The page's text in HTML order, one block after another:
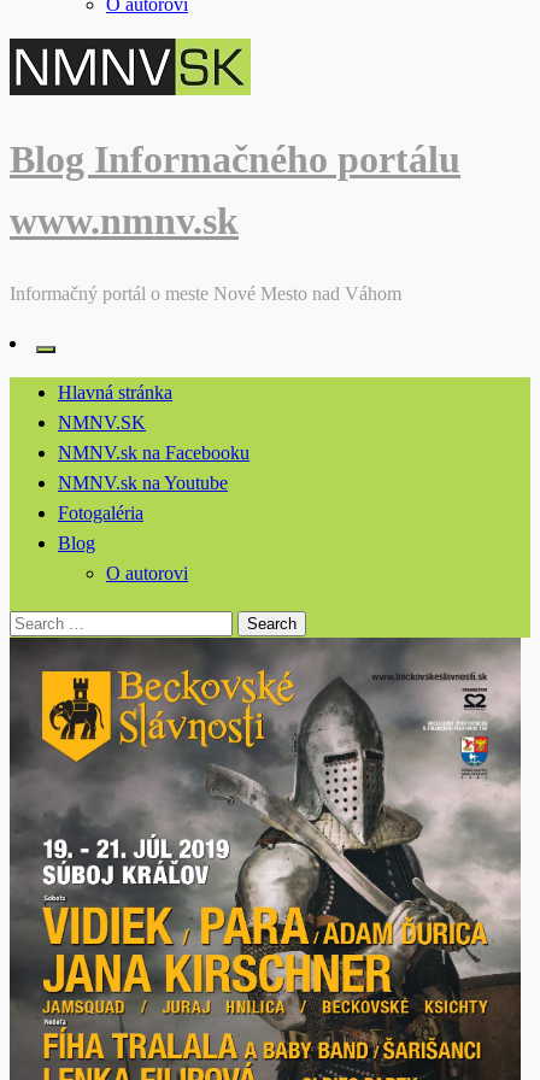
Blog Informačného portálu
www.nmnv.sk
Informačný portál o meste Nové Mesto nad Váhom
Hlavná stránka
NMNV.SK
NMNV.sk na Facebooku
NMNV.sk na Youtube
Fotogaléria
Blog
O autorovi
Search